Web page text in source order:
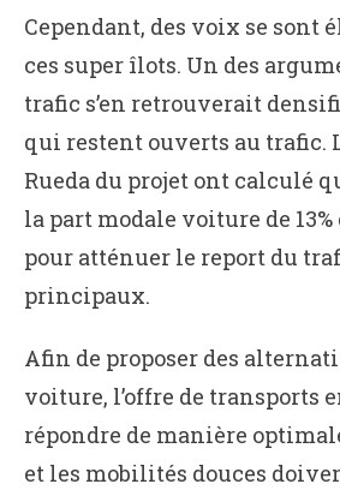
Cependant, des voix se sont
ces super îlots. Un des
trafic s’en retrouverait
qui restent ouverts au trafic.
Rueda du projet ont calculé
la part modale voiture de
pour atténuer le report du
principaux.
Afin de proposer des
voiture, l’offre de transports
répondre de manière
et les mobilités douces